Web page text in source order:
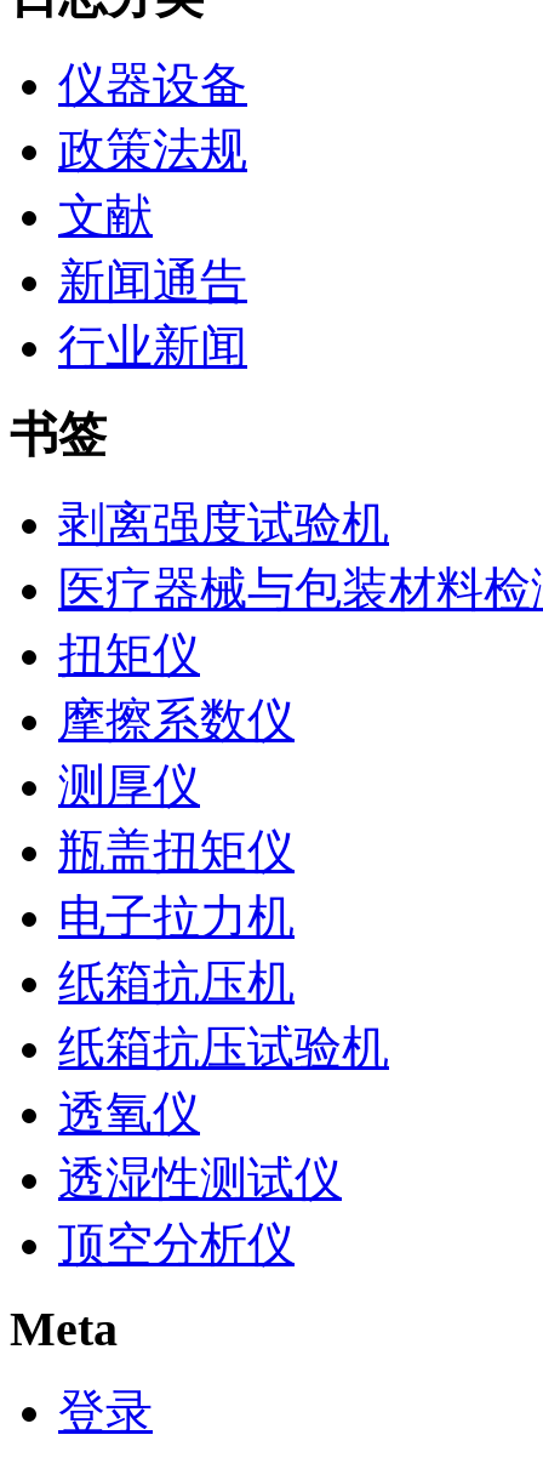
仪器设备
政策法规
文献
新闻通告
行业新闻
书签
剥离强度试验机
医疗器械与包装材料检
扭矩仪
摩擦系数仪
测厚仪
瓶盖扭矩仪
电子拉力机
纸箱抗压机
纸箱抗压试验机
透氧仪
透湿性测试仪
顶空分析仪
Meta
登录